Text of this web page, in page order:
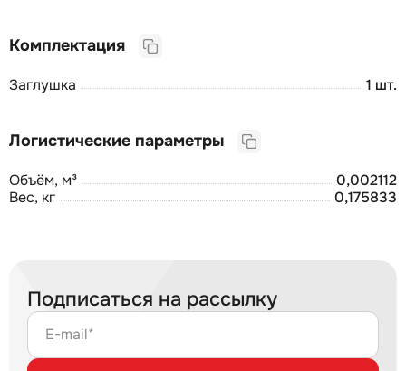
Комплектация
Заглушка 1 шт.
Логистические параметры
Объём, м³
0,002112
Вес, кг
0,175833
Подписаться на рассылку
E-mail*